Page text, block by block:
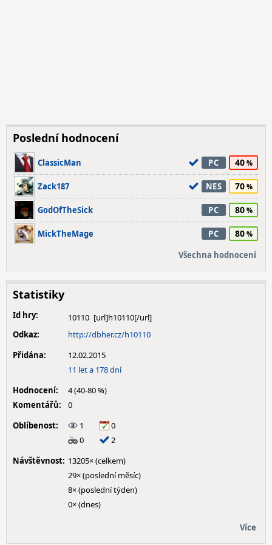
Poslední hodnocení
ClassicMan PC 40
Zack187 NES 70
GodOfTheSick PC 80
MickTheMage PC 80
Všechna hodnocení
Statistiky
Id hry:
10110
Odkaz:
http://dbher.cz/h10110
Přidána:
12.02.2015
11 let a 178 dní
Hodnocení:
4 (40-80 %)
Komentářů:
0
Oblíbenost:
1
0
0
2
Návštěvnost: 13205× (celkem)
29× (poslední měsíc)
8× (poslední týden)
0× (dnes)
Více